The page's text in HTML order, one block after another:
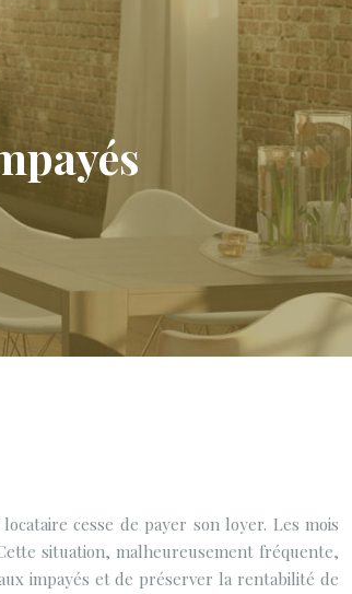
cesse de payer son loyer. Les mois
situation, malheureusement fréquente,
impayés et de préserver la rentabilité de